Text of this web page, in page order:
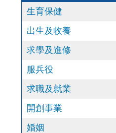
生育保健
出生及收養
求學及進修
服兵役
求職及就業
開創事業
婚姻